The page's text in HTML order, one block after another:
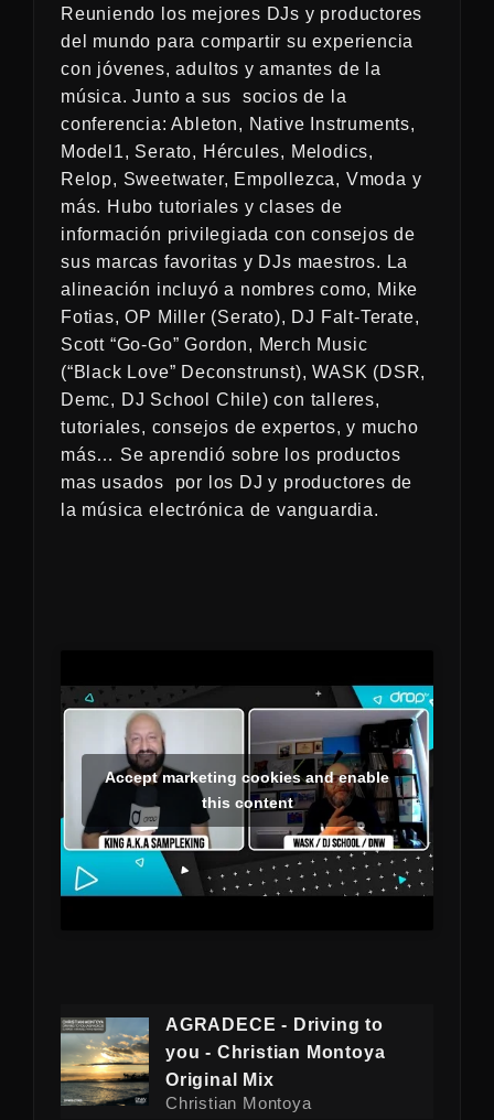
Reuniendo los mejores DJs y productores
del mundo para compartir su experiencia
con jóvenes, adultos y amantes de la
música. Junto a sus socios de la
conferencia: Ableton, Native Instruments,
Model1, Serato, Hércules, Melodics,
Relop, Sweetwater, Empollezca, Vmoda y
más. Hubo tutoriales y clases de
información privilegiada con consejos de
sus marcas favoritas y DJs maestros. La
alineación incluyó a nombres como, Mike
Fotias, OP Miller (Serato), DJ Falt-Terate,
Scott “Go-Go” Gordon, Merch Music
(“Black Love” Deconstrunst), WASK (DSR,
Demc, DJ School Chile) con talleres,
tutoriales, consejos de expertos, y mucho
más… Se aprendió sobre los productos
mas usados por los DJ y productores de
la música electrónica de vanguardia.
Accept marketing cookies and enable
this content
AGRADECE - Driving to
you - Christian Montoya
Original Mix
Christian Montoya